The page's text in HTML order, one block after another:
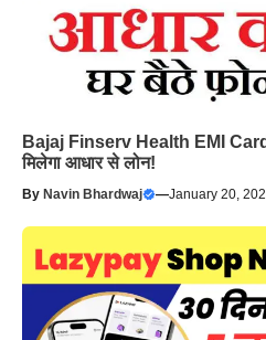
Bajaj Finserv Health EMI
मिलेगा आधार से लोन!
By Navin Bhardwaj —January 20,